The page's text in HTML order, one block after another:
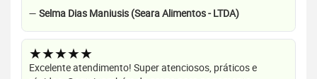
— Selma Dias Maniusis (Seara Alimentos - LTDA)
★★★★★
Excelente atendimento! Super atenciosos, práticos e